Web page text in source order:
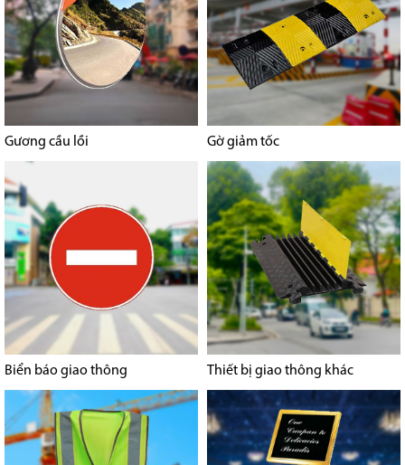
Gương cầu lồi Gờ giảm tốc
Biển báo giao thông Thiết bị giao thông khác